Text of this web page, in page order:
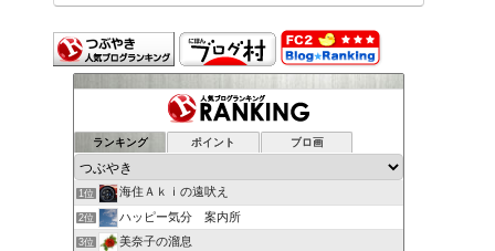
ランキング ポイント ブロ画
1位 海住Ａｋｉの遠吠え
2位 ハッピー気分 案内所
3位 美奈子の溜息